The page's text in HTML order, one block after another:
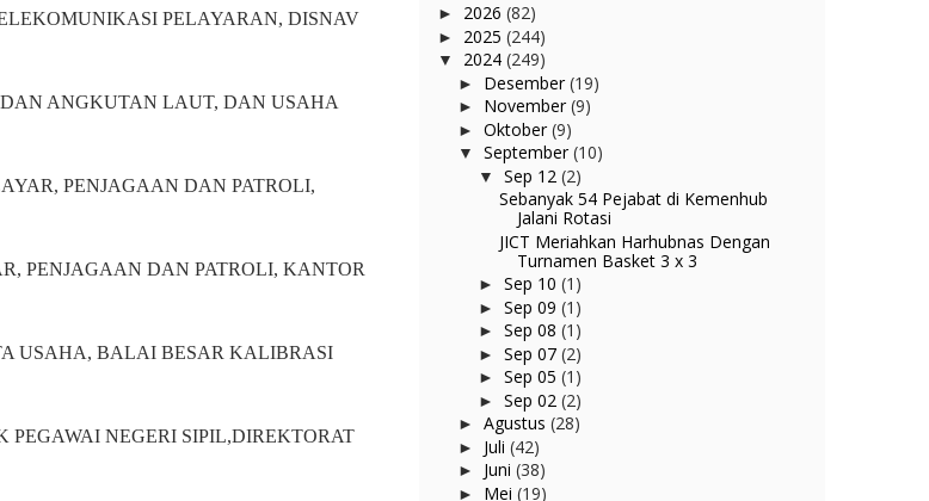
PELAYARAN, DISNAV
ANGKUTAN LAUT, DAN USAHA
PENJAGAAN DAN PATROLI,
PENJAGAAN DAN PATROLI, KANTOR
USAHA, BALAI BESAR KALIBRASI
NEGERI SIPIL,DIREKTORAT
► 2026 (82)
► 2025 (244)
▼ 2024 (249)
► Desember(19)
► November(9)
► Oktober(9)
▼ September(10)
▼ Sep 12 (2)
Sebanyak 54 Pejabat di Kemenhub
Jalani Rotasi
JICT Meriahkan Harhubnas Dengan
Turnamen Basket 3 x 3
► Sep 10 (1)
► Sep 09 (1)
► Sep 08 (1)
► Sep 07 (2)
► Sep 05 (1)
► Sep 02 (2)
► Agustus (28)
► Juli (42)
► Juni (38)
► Mei (19)